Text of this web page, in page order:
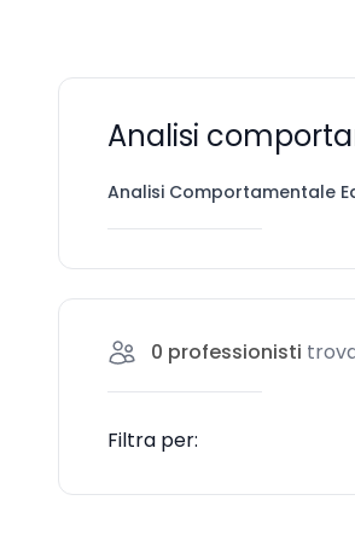
Analisi
Analisi Comportamentale
0 professionisti
Filtra per: